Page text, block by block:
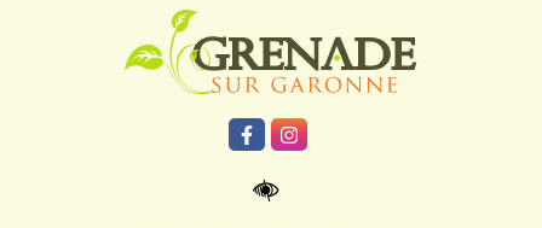
Lien vers le compte Facebook
Lien vers le compte